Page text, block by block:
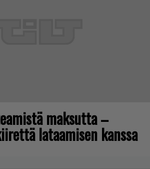
maksutta –
lataamisen kanssa